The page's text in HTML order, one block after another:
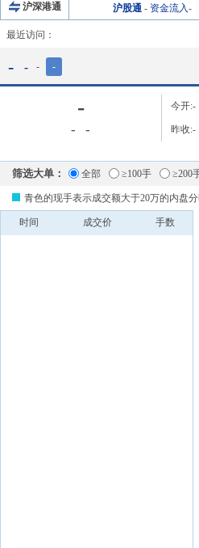
沪深港通 沪股通 - 资金流入-
最近访问：
- - - -
-
- -
今开:-
昨收:-
筛选大单： 全部 ≥100手 ≥200
青色的现手表示成交额大于20万的内盘
时间 成交价 手数